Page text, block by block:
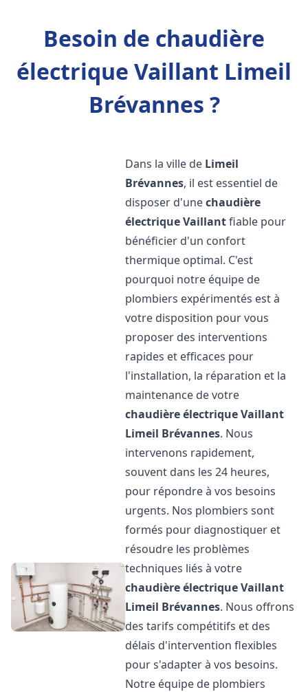
Besoin de chaudière
électrique Vaillant Limeil
Brévannes ?
Dans la ville de Limeil
Brévannes, il est essentiel de
disposer d'unechaudière
électrique Vaillantfiable pour
bénéficier d'un confort
thermique optimal. C'est
pourquoi notre équipe de
plombiers expérimentés est à
votre disposition pour vous
proposer des interventions
rapides et efficaces pour
l'installation, la réparation et la
maintenance de votre
chaudière électrique Vaillant
Limeil Brévannes. Nous
intervenons rapidement,
souvent dans les 24 heures,
pour répondre à vos besoins
urgents. Nos plombiers sont
formés pour diagnostiquer et
résoudre les problèmes
techniques liés à votre
chaudière électrique Vaillant
Limeil Brévannes. Nous offrons
des tarifs compétitifs et des
délais d'intervention flexibles
pour s'adapter à vos besoins.
Notre équipe de plombiers